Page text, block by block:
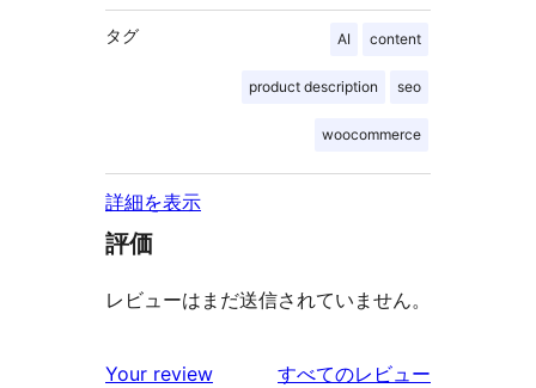
タグ AI content
product description seo
woocommerce
詳細を表示
評価
レビューはまだ送信されていません。
Your review すべてのレビュー